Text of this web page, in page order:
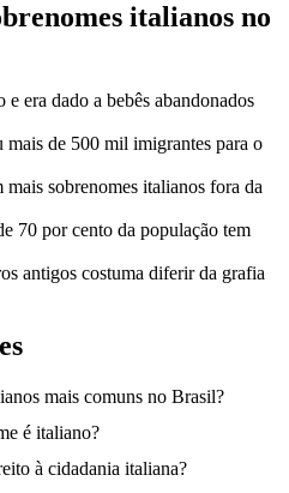
italianos no
era dado a bebês abandonados
de 500 mil imigrantes para o
mais sobrenomes italianos fora da
70 por cento da população tem
antigos costuma diferir da grafia
mais comuns no Brasil?
é italiano?
à cidadania italiana?